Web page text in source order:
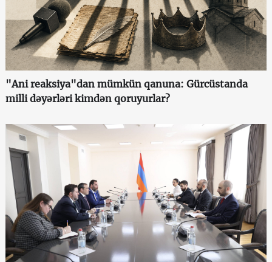
"Ani reaksiya"dan mümkün qanuna: Gürcüstanda
milli dəyərləri kimdən qoruyurlar?